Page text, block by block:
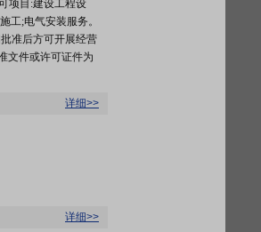
项目:建设工程设
工;电气安装服务。
准后方可开展经营
文件或许可证件为
详细>>
详细>>